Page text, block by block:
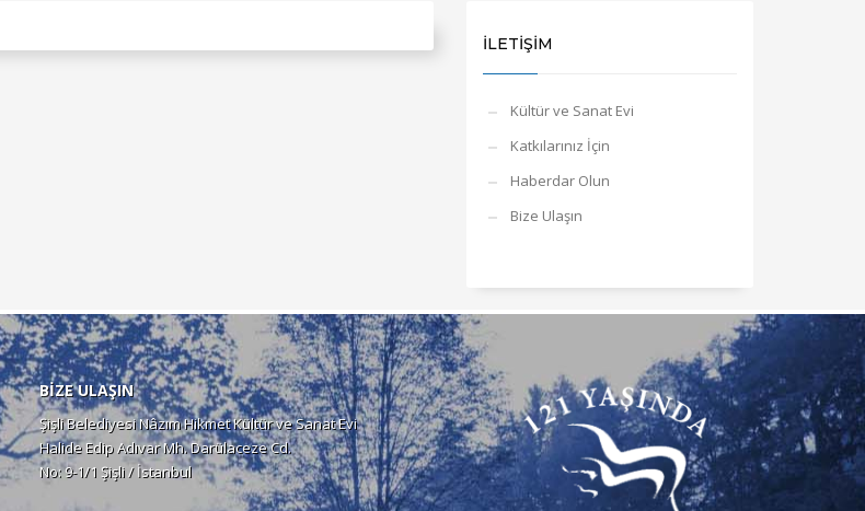
İLETİŞİM
Kültür ve Sanat Evi
Katkılarınız İçin
Haberdar Olun
Bize Ulaşın
BİZE ULAŞIN
Şişli Belediyesi Nâzım Hikmet Kültür ve Sanat Evi
Halide Edip Adıvar Mh. Darülaceze Cd.
No: 9-1/1 Şişli / İstanbul